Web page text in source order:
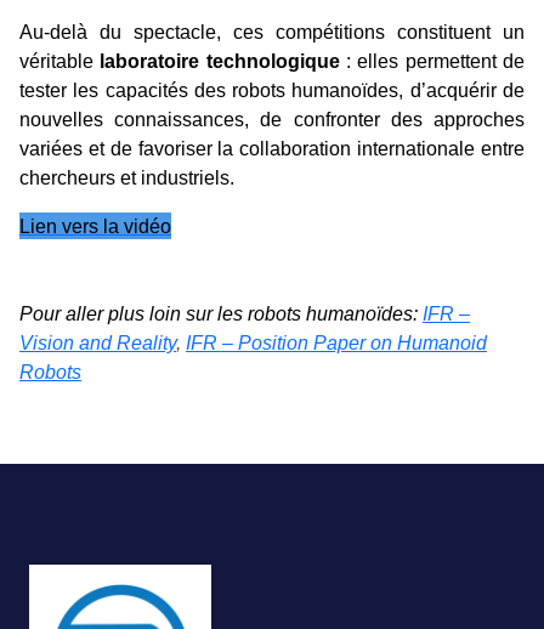
Au-delà du spectacle, ces compétitions constituent un
véritable laboratoire technologique: elles permettent de
tester les capacités des robots humanoïdes, d’acquérir de
nouvelles connaissances, de confronter des approches
variées et de favoriser la collaboration internationale entre
chercheurs et industriels.
Lien vers la vidéo
Pour aller plus loin sur les robots humanoïdes: IFR –
Vision and Reality, IFR – Position Paper on Humanoid
Robots